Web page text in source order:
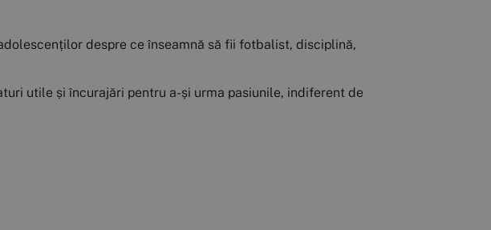
despre ce înseamnă să fii fotbalist, disciplină,
utile și încurajări pentru a-și urma pasiunile, indiferent de